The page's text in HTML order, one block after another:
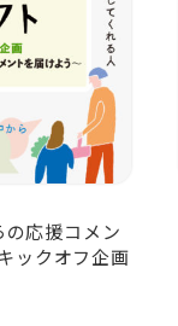
応援コメン
ックオフ企画